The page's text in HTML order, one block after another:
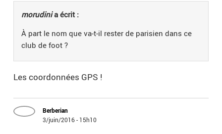
morudinia écrit :
À part le nom que va-t-il rester de parisien dans ce
club de foot ?
Les coordonnées GPS !
Berberian
3/juin/2016 - 15h10